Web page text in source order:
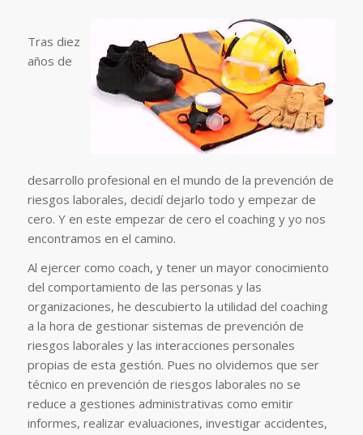
Tras diez
años de
desarrollo profesional en el mundo de la prevención de
riesgos laborales, decidí dejarlo todo y empezar de
cero. Y en este empezar de cero el coaching y yo nos
encontramos en el camino.
Al ejercer como coach, y tener un mayor conocimiento
del comportamiento de las personas y las
organizaciones, he descubierto la utilidad del coaching
a la hora de gestionar sistemas de prevención de
riesgos laborales y las interacciones personales
propias de esta gestión. Pues no olvidemos que ser
técnico en prevención de riesgos laborales no se
reduce a gestiones administrativas como emitir
informes, realizar evaluaciones, investigar accidentes,